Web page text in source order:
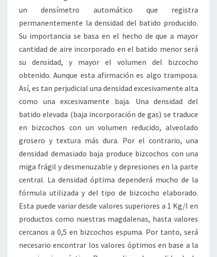
un densímetro automático que registra
permanentemente la densidad del batido producido.
Su importancia se basa en el hecho de que a mayor
cantidad de aire incorporado en el batido menor será
su densidad, y mayor el volumen del bizcocho
obtenido. Aunque esta afirmación es algo tramposa.
Así, es tan perjudicial una densidad excesivamente alta
como una excesivamente baja. Una densidad del
batido elevada (baja incorporación de gas) se traduce
en bizcochos con un volumen reducido, alveolado
grosero y textura más dura. Por el contrario, una
densidad demasiado baja produce bizcochos con una
miga frágil y desmenuzable y depresiones en la parte
central. La densidad óptima dependerá mucho de la
fórmula utilizada y del tipo de bizcocho elaborado.
Esta puede variar desde valores superiores a 1 Kg/l en
productos como nuestras magdalenas, hasta valores
cercanos a 0,5 en bizcochos espuma. Por tanto, será
necesario encontrar los valores óptimos en base a la